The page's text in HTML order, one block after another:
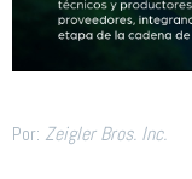
Por: Zeigler Bros. Inc.